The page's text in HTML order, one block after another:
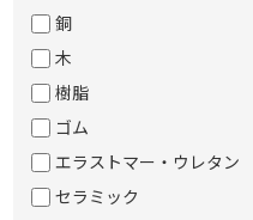
銅
木
樹脂
ゴム
エラストマー・ウレタン
セラミック